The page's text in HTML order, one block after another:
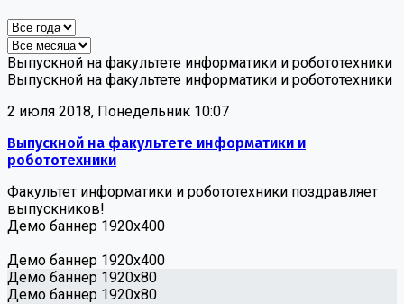
Выпускной на факультете информатики и робототехники
Выпускной на факультете информатики и робототехники
2 июля 2018, Понедельник 10:07
Выпускной на факультете информатики и
робототехники
Факультет информатики и робототехники поздравляет
выпускников!
Демо баннер 1920х400
Демо баннер 1920х400
Демо баннер 1920x80
Демо баннер 1920x80